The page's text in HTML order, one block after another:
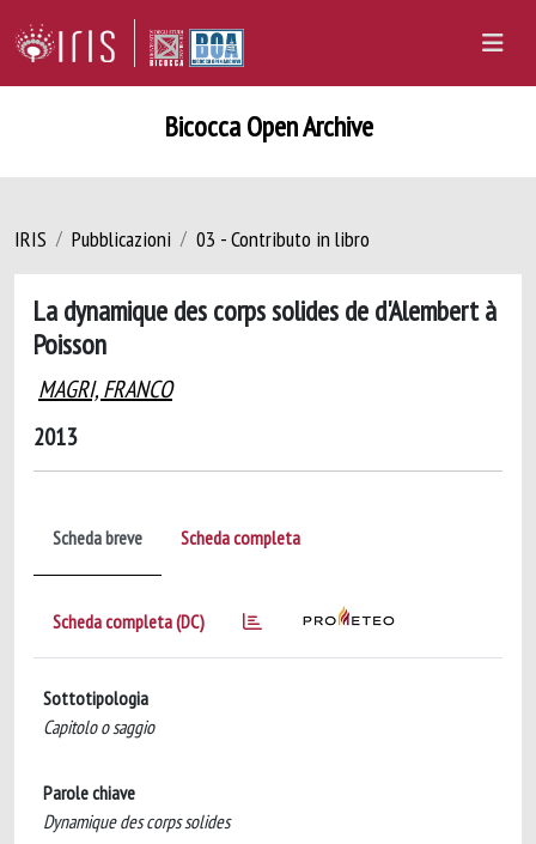
Bicocca Open Archive
IRIS Pubblicazioni 03 - Contributo in libro
La dynamique des corps solides de d'Alembert à
Poisson
MAGRI, FRANCO
2013
Scheda breve Scheda completa
Scheda completa (DC)
Sottotipologia
Capitolo o saggio
Parole chiave
Dynamique des corps solides